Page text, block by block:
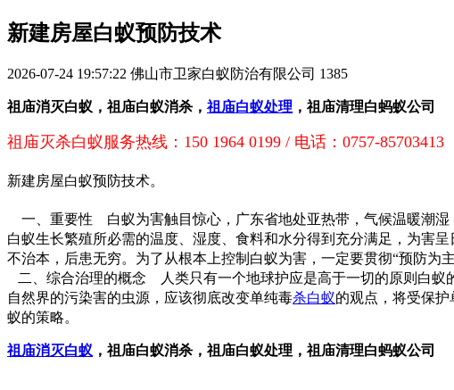
新建房屋白蚁预防技术
2026-07-24 19:57:22 佛山市卫家白蚁防治有限公司 1385
祖庙消灭白蚁，祖庙白蚁消杀， 祖庙白蚁处理 ，祖庙清理白蚂蚁公司
祖庙灭杀白蚁 服务热线：150 1964 0199 / 电话：0757-85703413
新建房屋白蚁预防技术。
一、重要性 白蚁为害触目惊心，广东省地处亚热带，气候温暖潮湿
白蚁生长繁殖所必需的温度、湿度、食料和水分得到充分满足，为害
不治本，后患无穷。为了从根本上控制白蚁为害，一定要贯彻“预防为
二、综合治理的概念 人类只有一个地球护应是高于一切的原则白蚁
自然界的污染害的虫源，应该彻底改变单纯毒杀白蚁的观点，将受保
蚁的策略。
祖庙消灭白蚁 ，祖庙白蚁消杀，祖庙白蚁处理，祖庙清理白蚂蚁公司